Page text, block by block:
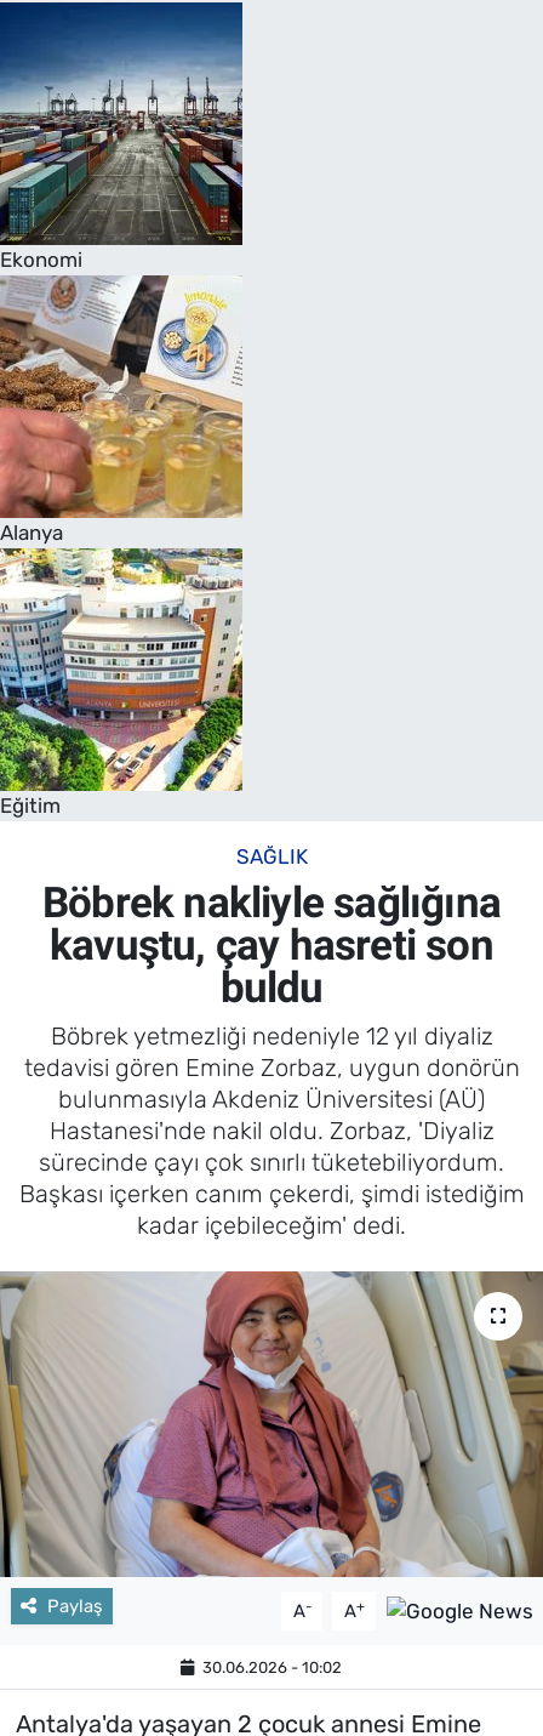
Ekonomi
Alanya
Eğitim
SAĞLIK
Böbrek nakliyle sağlığına
kavuştu, çay hasreti son
buldu
Böbrek yetmezliği nedeniyle 12 yıl diyaliz
tedavisi gören Emine Zorbaz, uygun donörün
bulunmasıyla Akdeniz Üniversitesi (AÜ)
Hastanesi'nde nakil oldu. Zorbaz, 'Diyaliz
sürecinde çayı çok sınırlı tüketebiliyordum.
Başkası içerken canım çekerdi, şimdi istediğim
kadar içebileceğim' dedi.
Paylaş A- A+
30.06.2026 - 10:02
Antalya'da yaşayan 2 çocuk annesi Emine